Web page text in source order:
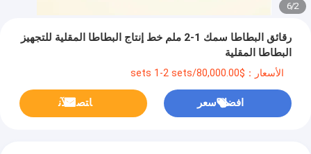
2
/
6
رقائق البطاطا سمك 1-2 ملم خط إنتاج البطاطا المقلية للتجهيز
البطاطا المقلية
الأسعار：$80,000.00/sets 1-2 sets
افضل سعر ﺎﺘﺼﻟ ﺍﻶﻧ